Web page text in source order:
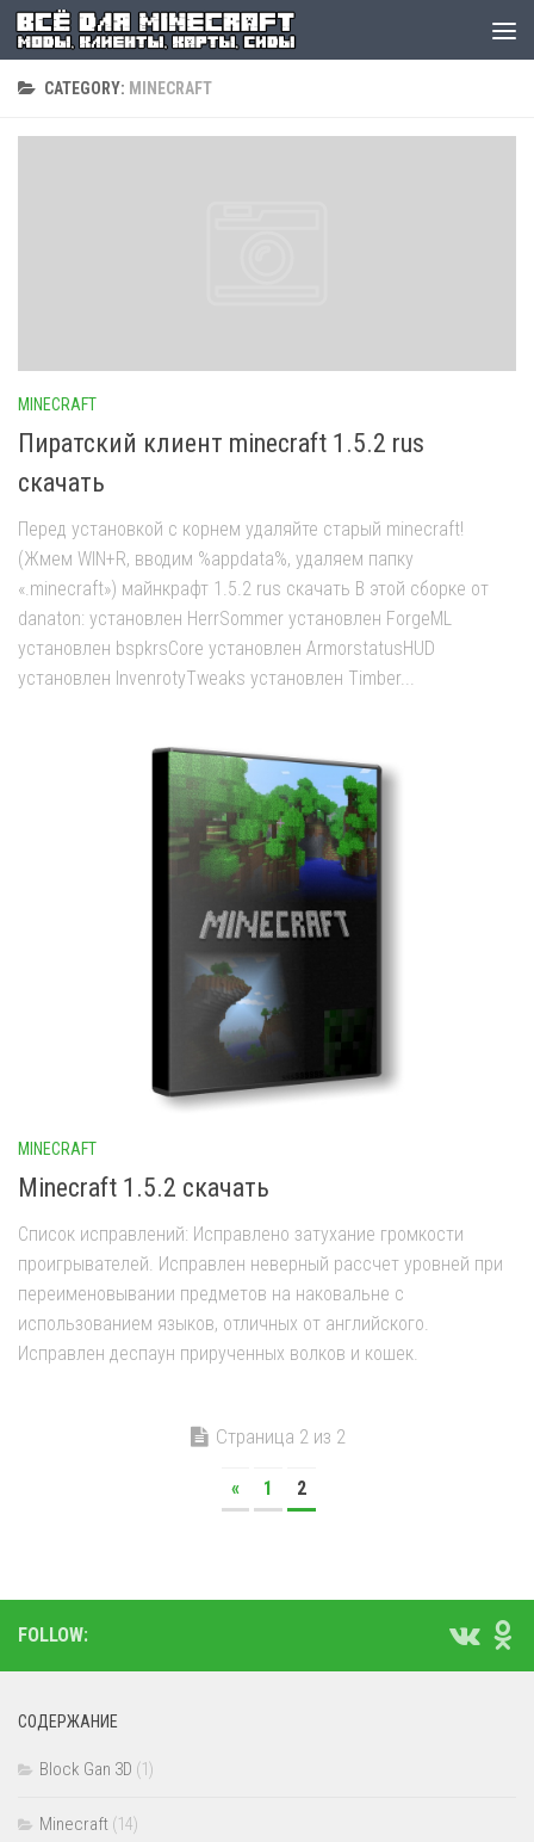
CATEGORY: MINECRAFT
MINECRAFT
Пиратский клиент minecraft 1.5.2 rus
скачать
Перед установкой с корнем удаляйте старый minecraft!
(Жмем WIN+R, вводим %appdata%, удаляем папку
«.minecraft») майнкрафт 1.5.2 rus скачать В этой сборке от
danaton: установлен HerrSommer установлен ForgeML
установлен bspkrsCore установлен ArmorstatusHUD
установлен InvenrotyTweaks установлен Timber...
MINECRAFT
Minecraft 1.5.2 скачать
Список исправлений: Исправлено затухание громкости
проигрывателей. Исправлен неверный рассчет уровней при
переименовывании предметов на наковальне с
использованием языков, отличных от английского.
Исправлен деспаун прирученных волков и кошек.
Страница 2 из 2
« 1 2
FOLLOW:
СОДЕРЖАНИЕ
Block Gan 3D (1)
Minecraft (14)